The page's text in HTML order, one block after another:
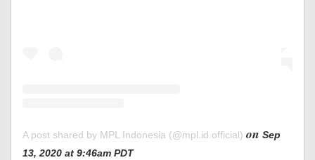
A post shared by MPL Indonesia (@mpl.id.official) on Sep
13, 2020 at 9:46am PDT